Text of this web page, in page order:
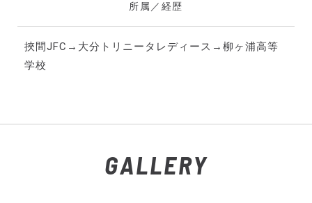
所属／経歴
挾間JFC→大分トリニータレディース→柳ヶ浦高等
学校
GALLERY